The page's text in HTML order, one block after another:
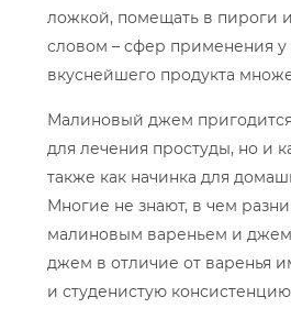
ложкой, помещать в пироги
словом – сфер применения у
вкуснейшего продукта
Малиновый джем
для лечения простуды, но и
также как начинка для
Многие не знают, в чем
малиновым вареньем и
джем в отличие от варенья
и студенистую